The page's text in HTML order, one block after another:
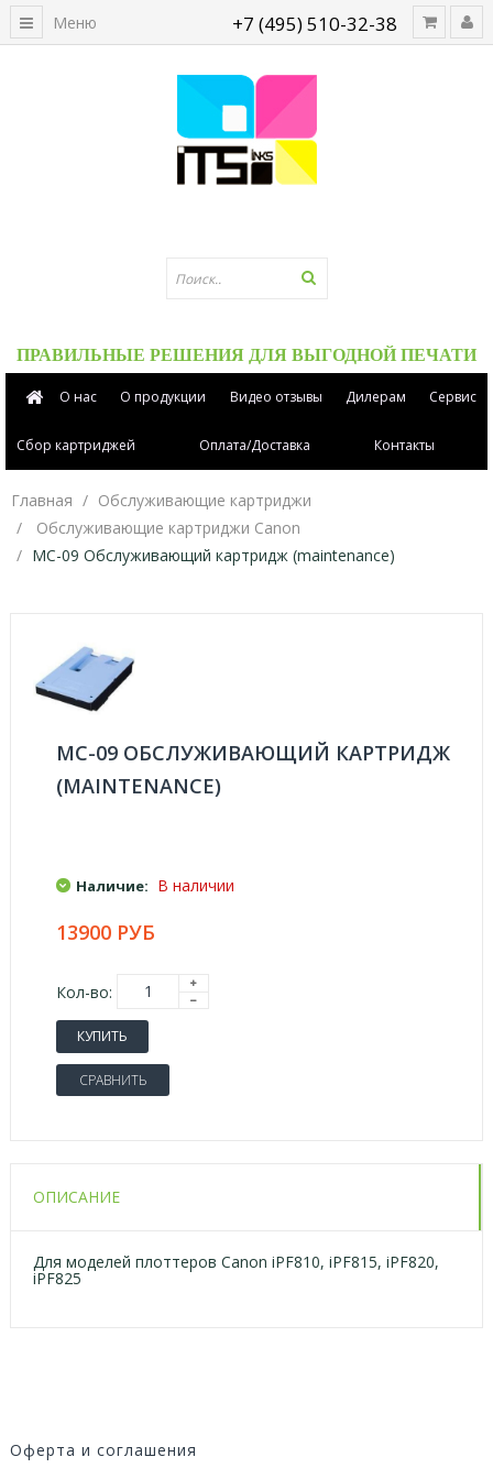
+7 (495) 510-32-38
ПРАВИЛЬНЫЕ РЕШЕНИЯ ДЛЯ ВЫГОДНОЙ ПЕЧАТИ
Меню
О нас О продукции Видео отзывы Дилерам Сервис
Сбор картриджей Оплата/Доставка Контакты
Главная
Обслуживающие картриджи
Обслуживающие картриджи Canon
MC-09 Обслуживающий картридж (maintenance)
MC-09 ОБСЛУЖИВАЮЩИЙ КАРТРИДЖ
(MAINTENANCE)
Наличие: В наличии
13900 РУБ
Кол-во:
КУПИТЬ
СРАВНИТЬ
ОПИСАНИЕ
Для моделей плоттеров Canon iPF810, iPF815, iPF820,
iPF825
Оферта и соглашения